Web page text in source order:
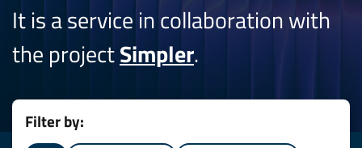
It is a service in collaboration with
the projectSimpler.
Filter by: